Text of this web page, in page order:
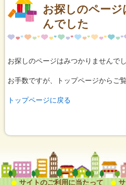
お探しのペー
んでした
お探しのページはみつかりませんでし
お手数ですが、トップページからご覧
トップページに戻る
サイトのご利用に当たって